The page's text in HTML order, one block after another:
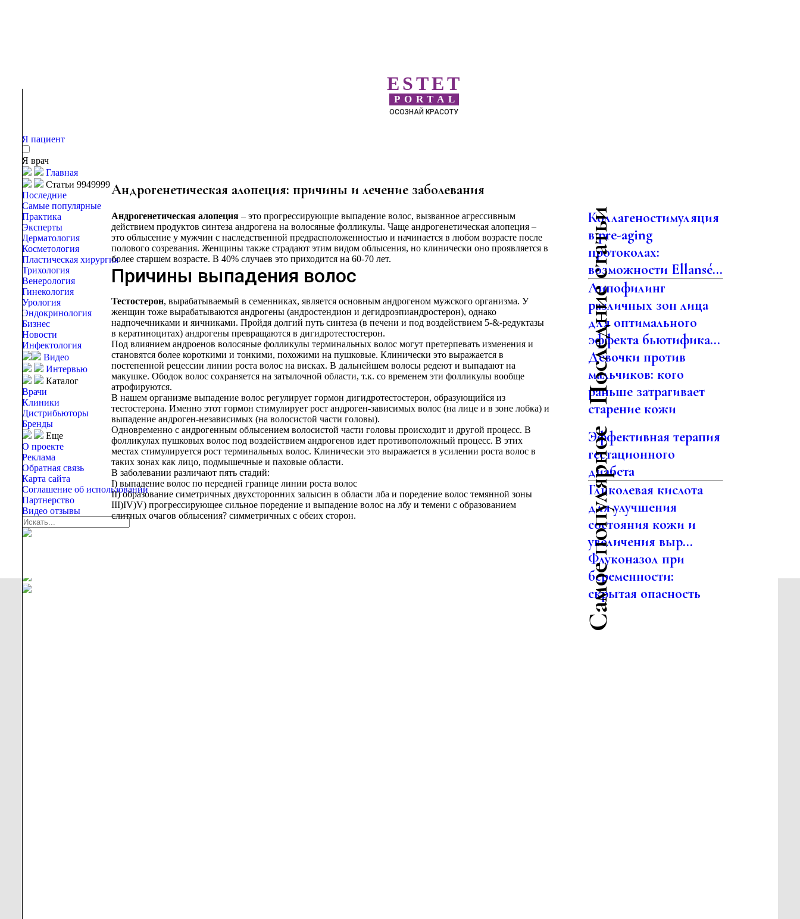
ESTET
PORTAL
ОСОЗНАЙ КРАСОТУ
Я пациент
Я врач
Главная
Статьи 9949999
Последние
Самые популярные
Практика
Эксперты
Дерматология
Косметология
Пластическая хирургия
Трихология
Венерология
Гинекология
Урология
Эндокринология
Бизнес
Новости
Инфектология
Видео
Интервью
Каталог
Врачи
Клиники
Дистрибьюторы
Бренды
Еще
О проекте
Реклама
Обратная связь
Карта сайта
Соглашение об использовании
Партнерство
Видео отзывы
Андрогенетическая алопеция: причины и лечение заболевания
Андрогенетическая алопеция– это прогрессирующие выпадение волос, вызванное агрессивным
действием продуктов синтеза андрогена на волосяные фолликулы. Чаще андрогенетическая алопеция –
это облысение у мужчин с наследственной предрасположенностью и начинается в любом возрасте после
полового созревания. Женщины также страдают этим видом облысения, но клинически оно проявляется в
более старшем возрасте. В 40% случаев это приходится на 60-70 лет.
Причины выпадения волос
Тестостерон, вырабатываемый в семенниках, является основным андрогеном мужского организма. У
женщин тоже вырабатываются андрогены (андростендион и дегидроэпиандростерон), однако
надпочечниками и яичниками. Пройдя долгий путь синтеза (в печени и под воздействием 5-&-редуктазы
в кератиноцитах) андрогены превращаются в дигидротестостерон.
Под влиянием андроенов волосяные фолликулы терминальных волос могут претерпевать изменения и
становятся более короткими и тонкими, похожими на пушковые. Клинически это выражается в
постепенной рецессии линии роста волос на висках. В дальнейшем волосы редеют и выпадают на
макушке. Ободок волос сохраняется на затылочной области, т.к. со временем эти фолликулы вообще
атрофируются.
В нашем организме выпадение волос регулирует гормон дигидротестостерон, образующийся из
тестостерона. Именно этот гормон стимулирует рост андроген-зависимых волос (на лице и в зоне лобка) и
выпадение андроген-независимых (на волосистой части головы).
Одновременно с андрогенным облысением волосистой части головы происходит и другой процесс. В
фолликулах пушковых волос под воздействием андрогенов идет противоположный процесс. В этих
местах стимулируется рост терминальных волос. Клинически это выражается в усилении роста волос в
таких зонах как лицо, подмышечные и паховые области.
В заболевании различают пять стадий:
I) выпадение волос по передней границе линии роста волос
II) образование симетричных двухсторонних залысин в области лба и поредение волос темянной зоны
III)IV)V) прогрессирующее сильное поредение и выпадение волос на лбу и темени с образованием
слитных очагов облысения? симметричных с обеих сторон.
Последние статьи
Коллагеностимуляция
в pre-aging
протоколах:
возможности Ellansé...
Липофилинг
различных зон лица
для оптимального
эффекта бьютифика...
Девочки против
мальчиков: кого
раньше затрагивает
старение кожи
Самое популярное
Эффективная терапия
гестационного
диабета
Гликолевая кислота
для улучшения
состояния кожи и
увеличения выр...
Флуконазол при
беременности:
скрытая опасность